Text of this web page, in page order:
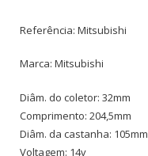
Referência: Mitsubishi
Marca: Mitsubishi
Diâm. do coletor: 32mm
Comprimento: 204,5mm
Diâm. da castanha: 105mm
Voltagem: 14v